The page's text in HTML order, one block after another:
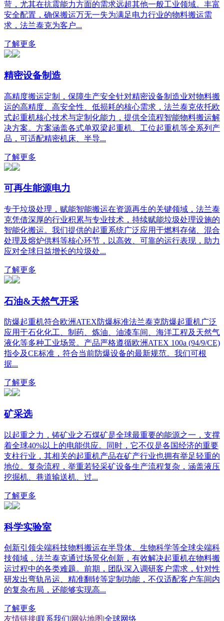
苛，尤其在抗震能力方面的需求远超其他一般工业领域。丰富
安全配置，确保搬运万无一失为满足电力行业的物料搬运需
求，法兰泰克为客户...
了解更多
精密设备制造
高精度搬运定制，保障生产安全针对精密设备制造业对物料搬
运的高精度、高安全性、低损耗的核心需求，法兰泰克依托欧
式起重机核心技术与定制化能力，提供全流程智能物料搬运解
决方案。方案涵盖各式单双梁起重机、工位起重机等全系列产
品，可适配精密机床、半导...
了解更多
可再生能源电力
专于垃圾处理，赋能智能搬运在资源再生的关键领域，法兰泰
克凭借深厚的行业积累与专业技术，持续赋能垃圾处理设施的
智能化搬运。我们提供的起重系统广泛应用于燃料存储、混合
处理及熔炉供料等核心环节，以高效、可靠的运行表现，助力
应对全球日益增长的垃圾处...
了解更多
石油&天然气开采
防爆起重机符合欧洲ATEX防爆标准法兰泰克防爆起重机广泛
应用于石化化工、制药、炼油、油漆车间、海洋工程及天然气
液化等多种工业场景。产品严格遵循欧洲ATEX 100a (94/9/CE)
指令及CE标准，符合当前防爆设备的最新规范。我们可根
据...
了解更多
矿采选
以起重之力，铸矿业之石煤矿是全球最重要的能源之一，支撑
着全球40%以上的电能供应。同时，它不仅是各国经济的重要
支柱行业，其相关的起重机产品在矿产行业也拥有举足轻重的
地位。复杂流程，举重若轻采矿设备生产流程复杂，涵盖液压
挖掘机、巷道输送机、过...
了解更多
科学实验室
创新引领尖端科技物料搬运在半导体、生物科学等全球尖端科
技领域，法兰泰克通过场景化创新，有效解决起重机在物料搬
运过程中的各类难题。前期，团队深入调研客户需求，针对性
研发出弯轨吊运、精准翻转等定制功能，不仅适配客户车间内
的复杂布局，还能够实现高...
了解更多
友情链接|联系我们|网站地图 |全球网络